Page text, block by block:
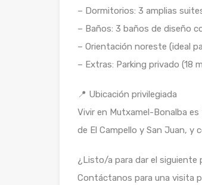
– Dormitorios: 3 amplias
– Baños: 3 baños de diseño
– Orientación noreste (ideal
– Extras: Parking privado (18
📍 Ubicación privilegiada
Vivir en Mutxamel-Bonalba
de El Campello y San Juan, y
¿Listo/a para dar el siguiente
Contáctanos para una visita